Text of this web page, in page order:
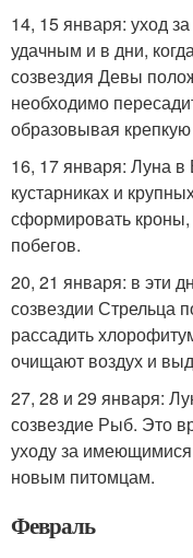
14, 15 января: уход
удачным и в дни,
созвездия Девы
необходимо
образовывая
16, 17 января: Луна
кустарниках и
сформировать кроны,
побегов.
20, 21 января: в эти
созвездии Стрельца
рассадить
очищают воздух и
27, 28 и 29 января:
созвездие Рыб. Это
уходу за имеющимися
новым питомцам.
Февраль